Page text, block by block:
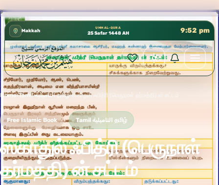
كتب الشيخ هيثم سرحان حفظه الله متوفرة مجانًا في
Makkah
UMM AL-QURA
25 Safar 1448 AH 9:52 pm
Home› Tamil التاميلية தமிழ்›ஸகாதுல் ஃபித்ரி (பெருநாள் தர்மத்தி) ன் சட்டம்
Free Islamic Book Tamil التاميلية தமிழ்
ஸகாதுல் ஃபித்ரி (பெருநாள்
தர்மத்தி) ன் சட்டம்